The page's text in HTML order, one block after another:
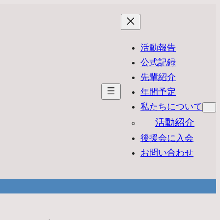
活動報告
公式記録
先輩紹介
年間予定
私たちについて
活動紹介
後援会に入会
お問い合わせ